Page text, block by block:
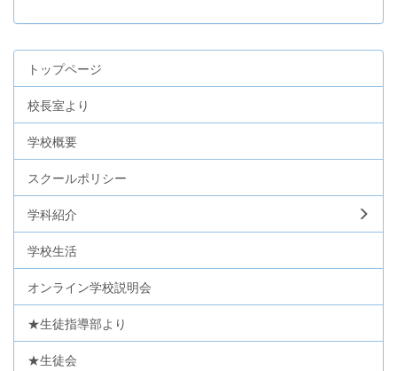
トップページ
校長室より
学校概要
スクールポリシー
学科紹介
学校生活
オンライン学校説明会
★生徒指導部より
★生徒会